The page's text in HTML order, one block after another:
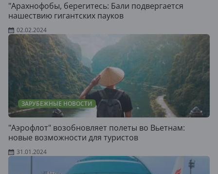
"Арахнофобы, берегитесь: Бали подвергается
нашествию гигантских пауков
02.02.2024
ЗАРУБЕЖНЫЕ НОВОСТИ
"Аэрофлот" возобновляет полеты во Вьетнам:
новые возможности для туристов
31.01.2024